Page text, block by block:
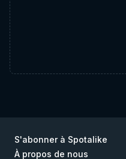
S'abonner à Spotalike
À propos de nous